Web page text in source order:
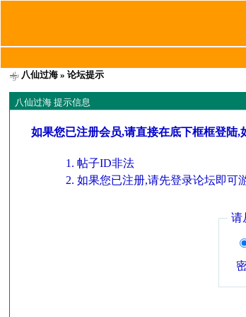
八仙过海 » 论坛提示
八仙过海 提示信息
如果您已注册会员,请直接在底下框框登陆
帖子ID非法
如果您已注册,请先登录论坛即可
请